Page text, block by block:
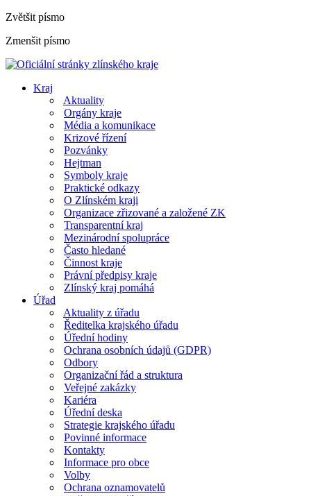
Zvětšit písmo
Zmenšit písmo
Kraj
Aktuality
Orgány kraje
Média a komunikace
Krizové řízení
Pozvánky
Hejtman
Symboly kraje
Praktické odkazy
O Zlínském kraji
Organizace zřizované a založené ZK
Transparentní kraj
Mezinárodní spolupráce
Často hledané
Činnost kraje
Právní předpisy kraje
Zlínský kraj pomáhá
Úřad
Aktuality z úřadu
Ředitelka krajského úřadu
Úřední hodiny
Ochrana osobních údajů (GDPR)
Odbory
Organizační řád a struktura
Veřejné zakázky
Kariéra
Úřední deska
Strategie krajského úřadu
Povinné informace
Kontakty
Informace pro obce
Volby
Ochrana oznamovatelů